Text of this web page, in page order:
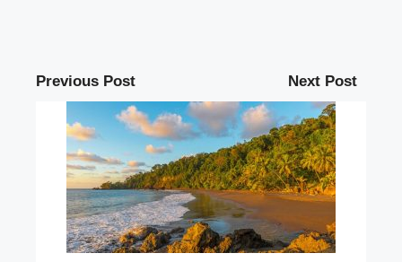
Previous Post Next Post